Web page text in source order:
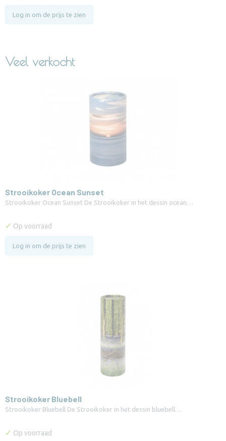
Log in om de prijs te zien
Veel verkocht
Strooikoker Ocean Sunset
Strooikoker Ocean Sunset De Strooikoker in het dessin ocean…
✓ Op voorraad
Log in om de prijs te zien
Strooikoker Bluebell
Strooikoker Bluebell De Strooikoker in het dessin bluebell…
✓ Op voorraad